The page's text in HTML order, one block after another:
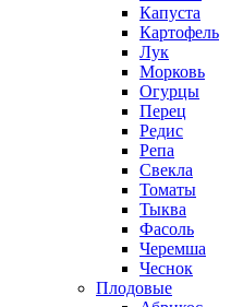
Капуста
Картофель
Лук
Морковь
Огурцы
Перец
Редис
Репа
Свекла
Томаты
Тыква
Фасоль
Черемша
Чеснок
Плодовые